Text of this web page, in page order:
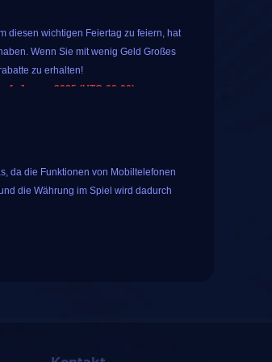
diesen wichtigen Feiertag zu feiern, hat
Wenn Sie mit wenig Geld Großes
zu erhalten!
1. Januar 2025 (UTC-08:00).
da die Funktionen von Mobiltelefonen
die Währung im Spiel wird dadurch